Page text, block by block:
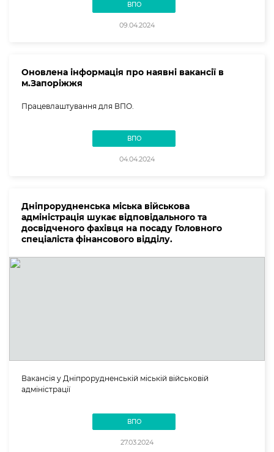
ВПО
09.04.2024
Оновлена інформація про наявні вакансії в
м.Запоріжжя
Працевлаштування для ВПО.
ВПО
04.04.2024
Дніпрорудненська міська військова
адміністрація шукає відповідального та
досвідченого фахівця на посаду Головного
спеціаліста фінансового відділу.
Вакансія у Дніпрорудненській міській військовій
адміністрації
ВПО
27.03.2024